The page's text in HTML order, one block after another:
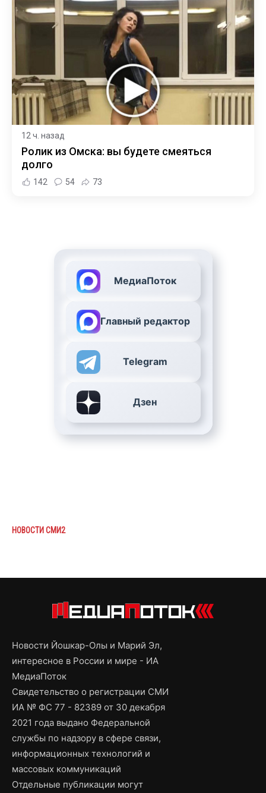
12 ч. назад
Ролик из Омска: вы будете смеяться
долго
142 54 73
МедиаПоток
Главный редактор
Telegram
Дзен
НОВОСТИ СМИ2
Новости Йошкар-Олы и Марий Эл,
интересное в России и мире - ИА
МедиаПоток
Свидетельство о регистрации СМИ
ИА № ФС 77 - 82389 от 30 декабря
2021 года выдано Федеральной
службы по надзору в сфере связи,
информационных технологий и
массовых коммуникаций
Отдельные публикации могут